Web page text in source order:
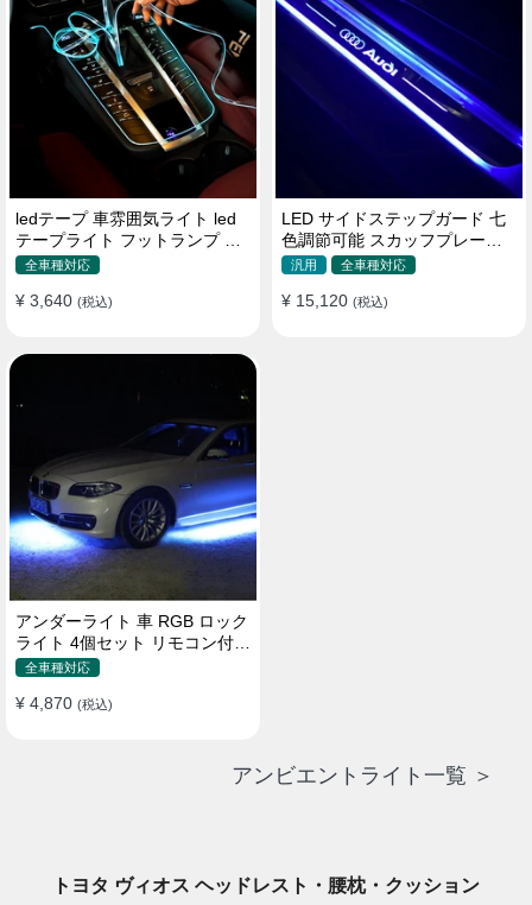
ledテープ 車雰囲気ライト led
テープライト フットランプ 車
内装飾 USB 3メートル
全車種対応
¥ 3,640 (税込)
LED サイドステップガード 七
色調節可能 スカッフプレート
汎用 全車種対応
¥ 15,120 (税込)
アンダーライト 車 RGB ロック
ライト 4個セット リモコン付き
ボタンスイッチ付き 多機能 車
水 おしゃれ
全車種対応
¥ 4,870 (税込)
アンビエントライト一覧 ＞
トヨタ ヴィオス ヘッドレスト・腰枕・クッション